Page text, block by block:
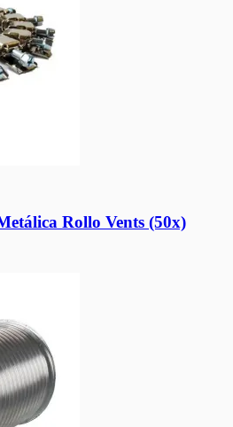
Rollo Vents (50x)